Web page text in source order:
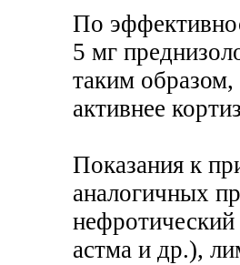
По
5 мг
таким образом,
активнее
Показания к
аналогичных
нефротический
астма и др.),